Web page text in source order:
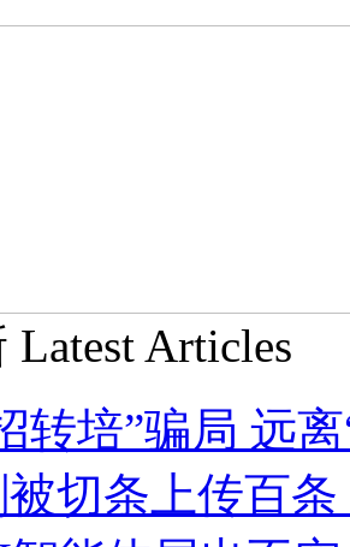
Latest Articles
转培”骗局 远
被切条上传百